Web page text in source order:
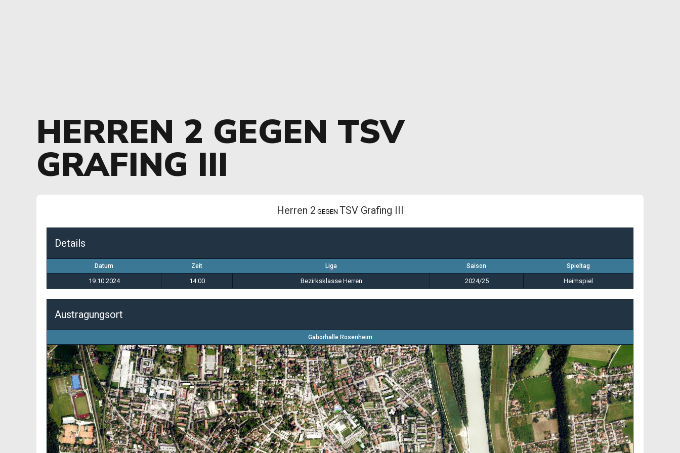
HERREN 2 GEGEN TSV
GRAFING III
Herren 2 GEGEN TSV Grafing III
Details
Datum Zeit Liga Saison Spieltag
19.10.2024 14:00 Bezirksklasse Herren 2024/25 Heimspiel
Austragungsort
Gaborhalle Rosenheim